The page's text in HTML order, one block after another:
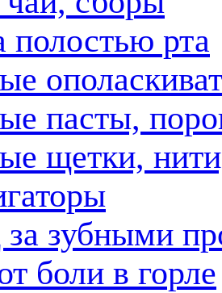
полостью рта
пасты,
щетки,
за зубными
боли в горле